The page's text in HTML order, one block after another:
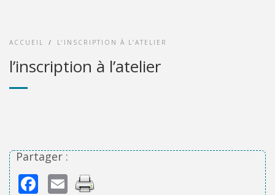
ACCUEIL / L’INSCRIPTION À L’ATELIER
l’inscription à l’atelier
Partager :
Facebook
Email